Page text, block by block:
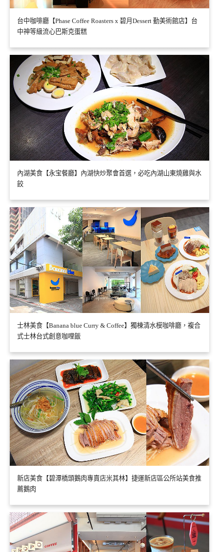
台中咖啡廳【Phase Coffee Roasters x 碧月Dessert 勤美術館店】台
中神等級流心巴斯克蛋糕
內湖美食【永宝餐廳】內湖快炒聚會首選，必吃內湖山東燒雞與水
餃
士林美食【Banana blue Curry & Coffee】獨棟清水模咖啡廳，複合
式士林台式創意咖哩飯
新店美食【碧潭橋頭鵝肉專賣店米其林】捷運新店區公所站美食推
薦鵝肉